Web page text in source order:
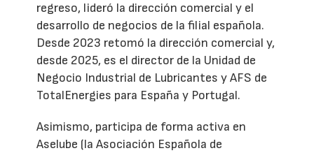
regreso, lideró la dirección comercial y el
desarrollo de negocios de la filial española.
Desde 2023 retomó la dirección comercial y,
desde 2025, es el director de la Unidad de
Negocio Industrial de Lubricantes y AFS de
TotalEnergies para España y Portugal.
Asimismo, participa de forma activa en
Aselube (la Asociación Española de